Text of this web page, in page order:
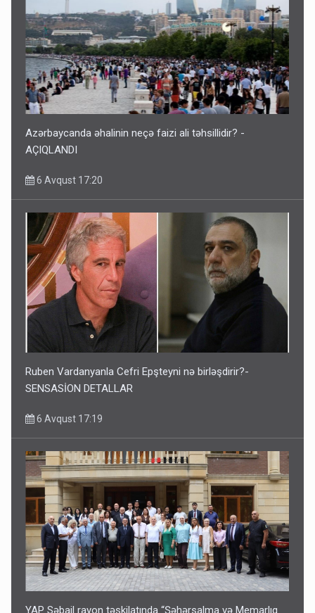
Azərbaycanda əhalinin neçə faizi ali təhsillidir? -
AÇIQLANDI
6 Avqust 17:20
Ruben Vardanyanla Cefri Epşteyni nə birləşdirir?-
SENSASİON DETALLAR
6 Avqust 17:19